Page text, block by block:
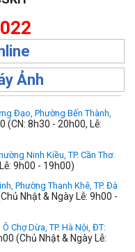
Ảnh
Đạo, Phường Bến Thành,
(CN: 8h30 - 20h00, Lễ:
Ninh Kiều, TP. Cần Thơ.
9h00 - 19h00)
Phường Thanh Khê, TP. Đà
Nhật & Ngày Lễ: 9h00 -
Chợ Dừa, TP. Hà Nội, ĐT:
(Chủ Nhật & Ngày Lễ: